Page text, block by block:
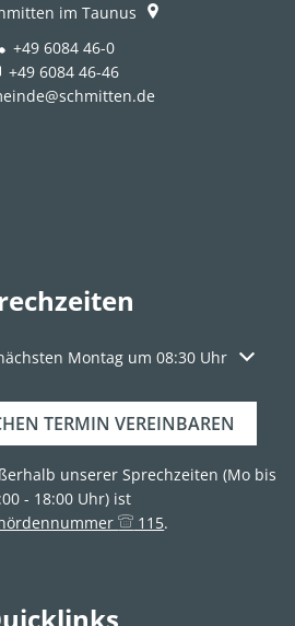
im Taunus
+49 6084 46-0
+49 6084 46-46
oder Schließzeiten
Montag um 08:30 Uhr
TERMIN VEREINBAREN
unserer Sprechzeiten (Mo bis
- 18:00 Uhr) ist
115.